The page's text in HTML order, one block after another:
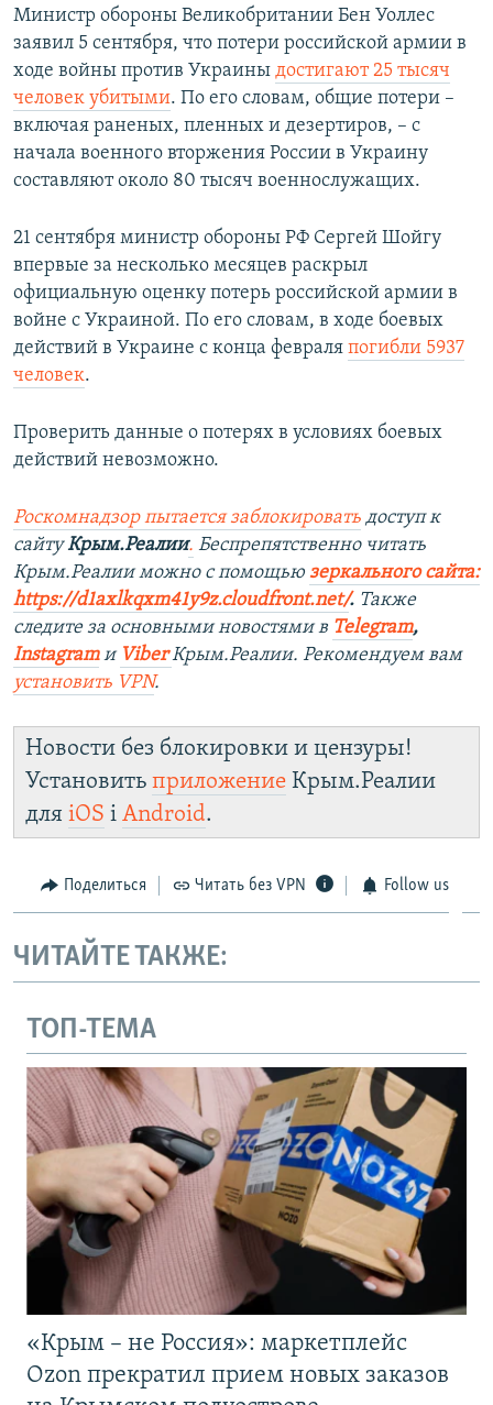
Министр обороны Великобритании Бен Уоллес
заявил 5 сентября, что потери российской армии в
ходе войны против Украины достигают 25 тысяч
человек убитыми. По его словам, общие потери –
включая раненых, пленных и дезертиров, – с
начала военного вторжения России в Украину
составляют около 80 тысяч военнослужащих.
21 сентября министр обороны РФ Сергей Шойгу
впервые за несколько месяцев раскрыл
официальную оценку потерь российской армии в
войне с Украиной. По его словам, в ходе боевых
действий в Украине с конца февраля погибли 5937
человек.
Проверить данные о потерях в условиях боевых
действий невозможно.
Роскомнадзор пытается заблокировать доступ к
сайтуКрым.Реалии. Беспрепятственно читать
Крым.Реалии можно с помощью зеркального сайта:
https://d1axlkqxm41y9z.cloudfront.net/. ​ Также
следите за основными новостями в Telegram,
Instagram и ViberКрым.Реалии. Рекомендуем вам
установить VPN.
Новости без блокировки и цензуры!
Установить приложение Крым.Реалии
для iOS і Android.
Поделиться Читать без VPN Follow us
ЧИТАЙТЕ ТАКЖЕ:
ТОП-ТЕМА
«Крым – не Россия»: маркетплейс
Ozon прекратил прием новых заказов